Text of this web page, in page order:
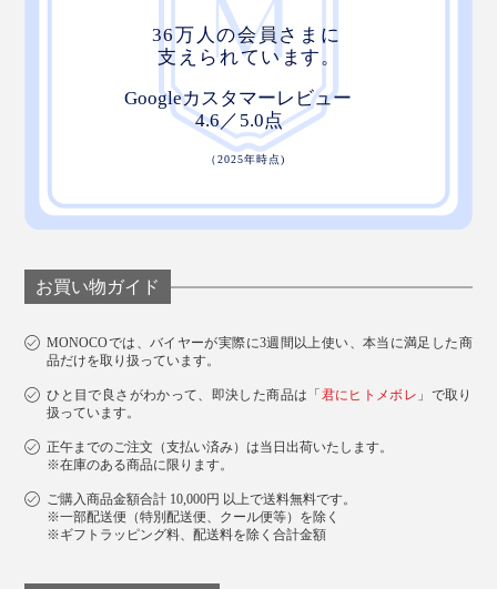
お買い物ガイド
MONOCOでは、バイヤーが実際に3週間以上使い、本当に満足した商
品だけを取り扱っています。
ひと目で良さがわかって、即決した商品は「君にヒトメボレ 」で取り
扱っています。
正午までのご注文（支払い済み）は当日出荷いたします。
※在庫のある商品に限ります。
ご購入商品金額合計 10,000円 以上で送料無料です。
※一部配送便（特別配送便、クール便等）を除く
※ギフトラッピング料、配送料を除く合計金額